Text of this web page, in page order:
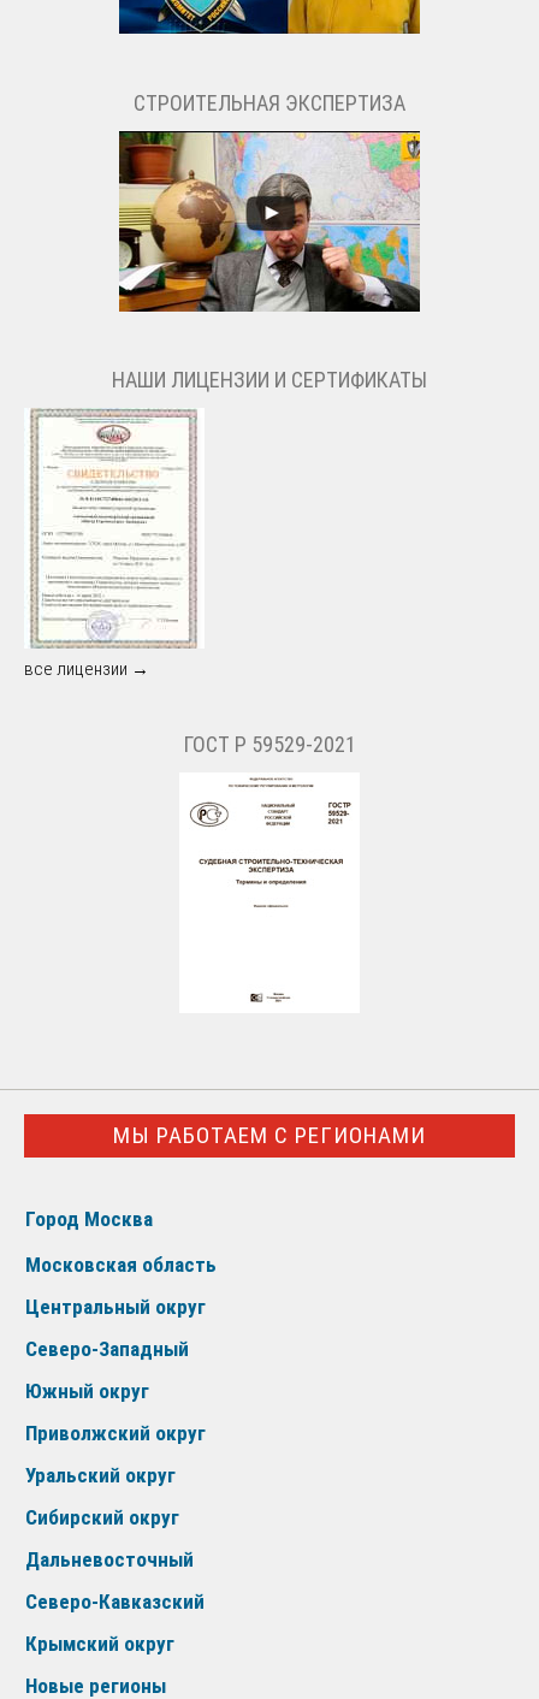
СТРОИТЕЛЬНАЯ ЭКСПЕРТИЗА
НАШИ ЛИЦЕНЗИИ И СЕРТИФИКАТЫ
все лицензии →
ГОСТ Р 59529-2021
МЫ РАБОТАЕМ С РЕГИОНАМИ
Город Москва
Московская область
Центральный округ
Северо-Западный
Южный округ
Приволжский округ
Уральский округ
Сибирский округ
Дальневосточный
Северо-Кавказский
Крымский округ
Новые регионы